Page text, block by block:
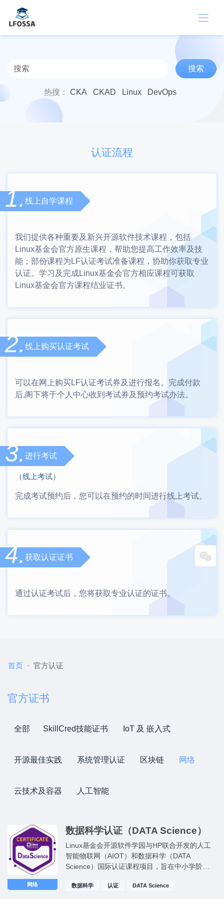
搜索
热搜： CKA CKAD Linux DevOps
认证流程
1.线上自学课程
我们提供各种重要及新兴开源软件技术课程，包括
Linux基金会官方原生课程，帮助您提高工作效率及技
能；部份课程为LF认证考试准备课程，协助你获取专业
认证。学习及完成Linux基金会官方相应课程可获取
Linux基金会官方课程结业证书。
2.线上购买认证考试
可以在网上购买LF认证考试券及进行报名。完成付款
后,阁下将于个人中心收到考试券及预约考试办法。
3.进行考试
（线上考试）
完成考试预约后，您可以在预约的时间进行线上考试。
4.获取认证证书
通过认证考试后，您将获取专业认证的证书。
首页 官方认证
官方证书
全部 SkillCred技能证书 IoT 及 嵌入式
开源最佳实践 系统管理认证 区块链 网络
云技术及容器 人工智能
网络
数据科学认证（DATA Science）
Linux基金会开源软件学园与HP联合开发的人工
智能物联网（AIOT）和数据科学（DATA
Science）国际认证课程项目，旨在中小学阶段
数据科学 认证 DATA Science